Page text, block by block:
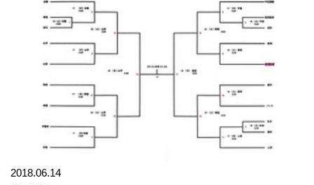
2018.06.14